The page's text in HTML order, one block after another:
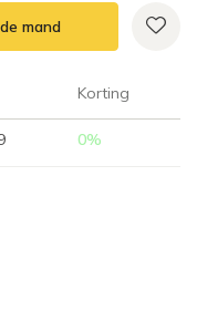
mand
Korting
0%